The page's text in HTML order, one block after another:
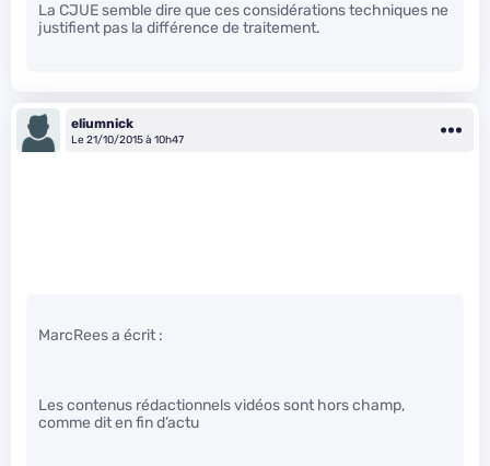
La CJUE semble dire que ces considérations techniques ne
justifient pas la différence de traitement.
eliumnick
Le 21/10/2015 à 10h47
MarcRees a écrit :
Les contenus rédactionnels vidéos sont hors champ,
comme dit en fin d’actu